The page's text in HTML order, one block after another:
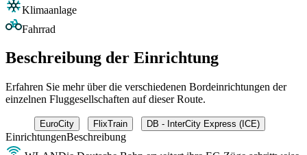
Klimaanlage
Fahrrad
Beschreibung der Einrichtung
Erfahren Sie mehr über die verschiedenen Bordeinrichtungen der
einzelnen Fluggesellschaften auf dieser Route.
EuroCity FlixTrain DB - InterCity Express (ICE)
EinrichtungenBeschreibung